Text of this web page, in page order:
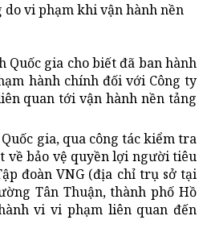
do vi phạm khi vận hành nền
Quốc gia cho biết đã ban hành
hành chính đối với Công ty
quan tới vận hành nền tảng
gia, qua công tác kiểm tra
về bảo vệ quyền lợi người tiêu
đoàn VNG (địa chỉ trụ sở tại
Tân Thuận, thành phố Hồ
vi vi phạm liên quan đến